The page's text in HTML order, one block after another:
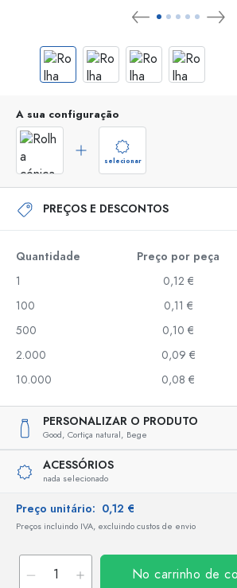
A sua configuração
selecionar
PREÇOS E DESCONTOS
Quantidade Preço por peça
1
0,12 €
100
0,11 €
500
0,10 €
2.000
0,09 €
10.000
0,08 €
PERSONALIZAR O PRODUTO
Good, Cortiça natural, Bege
ACESSÓRIOS
nada selecionado
Preço unitário: 0,12 €
Preços incluindo IVA, excluindo custos de envio
No carrinho de